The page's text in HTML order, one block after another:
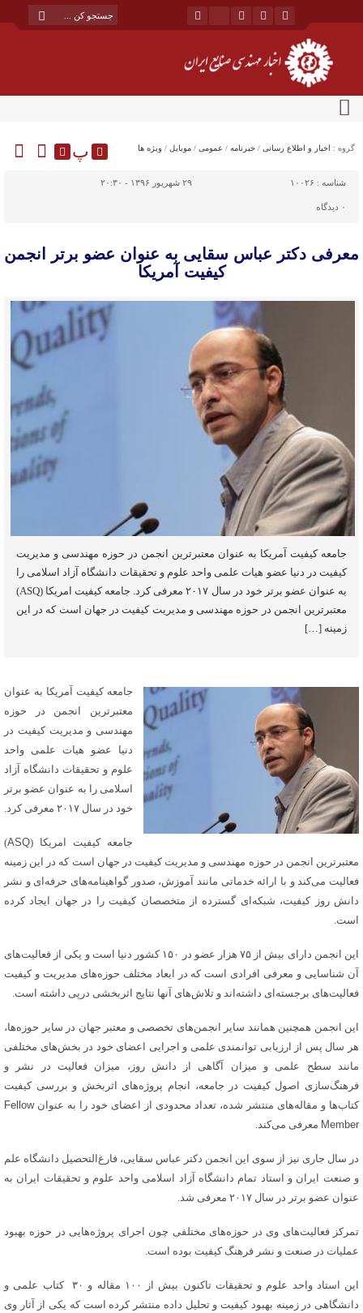
گروه : اخبار و اطلاع رسانی / خبرنامه / عمومی / موبایل / ویژه ها پ
شناسه : ۱۰۰۲۶ ۲۹ شهریور ۱۳۹۶ - ۲۰:۳۰
۰ دیدگاه
معرفی دکتر عباس سقایی به عنوان عضو برتر انجمن
کیفیت آمریکا
جامعه کیفیت آمریکا به عنوان معتبرترین انجمن در حوزه مهندسی و مدیریت
کیفیت در دنیا عضو هیات علمی واحد علوم و تحقیقات دانشگاه آزاد اسلامی را
به عنوان عضو برتر خود در سال ۲۰۱۷ معرفی کرد. جامعه کیفیت امریکا (ASQ)
معتبرترین انجمن در حوزه مهندسی و مدیریت کیفیت در جهان است که در این
زمینه […]
جامعه کیفیت آمریکا به عنوان
معتبرترین انجمن در حوزه
مهندسی و مدیریت کیفیت در
دنیا عضو هیات علمی واحد
علوم و تحقیقات دانشگاه آزاد
اسلامی را به عنوان عضو برتر
خود در سال ۲۰۱۷ معرفی کرد.
جامعه کیفیت امریکا (ASQ
)
معتبرترین انجمن در حوزه مهندسی و مدیریت کیفیت در جهان است که در این زمینه
فعالیت می‌کند و با ارائه خدماتی مانند آموزش، صدور گواهینامه‌های حرفه‌ای و نشر
دانش روز کیفیت، شبکه‌ای گسترده از متخصصان کیفیت را در جهان ایجاد کرده
است.
این انجمن دارای بیش از ۷۵ هزار عضو در ۱۵۰ کشور دنیا است و یکی از فعالیت‌های
آن شناسایی و معرفی افرادی است که در ابعاد مختلف حوزه‌های مدیریت و کیفیت
فعالیت‌های برجسته‌ای داشته‌اند و تلاش‌های آنها نتایج اثربخشی درپی داشته است.
این انجمن همچنین همانند سایر انجمن‌های تخصصی و معتبر جهان در سایر حوزه‌ها،
هر سال پس از ارزیابی توانمندی علمی و اجرایی اعضای خود در بخش‌های مختلفی
مانند سطح علمی و میزان آگاهی از دانش روز، میزان فعالیت در نشر و
فرهنگ‌سازی اصول کیفیت در جامعه، انجام پروژه‌های اثربخش و بررسی کیفیت
کتاب‌ها و مقاله‌های منتشر شده، تعداد محدودی از اعضای خود را به عنوانFellow
Member معرفی می‌کند.
در سال جاری نیز از سوی این انجمن دکتر عباس سقایی، فارغ‌التحصیل دانشگاه علم
و صنعت ایران و استاد تمام دانشگاه آزاد اسلامی واحد علوم و تحقیقات ایران به
عنوان عضو برتر در سال ۲۰۱۷ معرفی شد.
تمرکز فعالیت‌های وی در حوزه‌های مختلفی چون اجرای پروژه‌هایی در حوزه بهبود
عملیات در صنعت و نشر فرهنگ کیفیت بوده است.
این استاد واحد علوم و تحقیقات تاکنون بیش از ۱۰۰ مقاله و ۳۰ کتاب علمی و
دانشگاهی در زمینه بهبود کیفیت و تحلیل داده منتشر کرده است که یکی از آثار وی